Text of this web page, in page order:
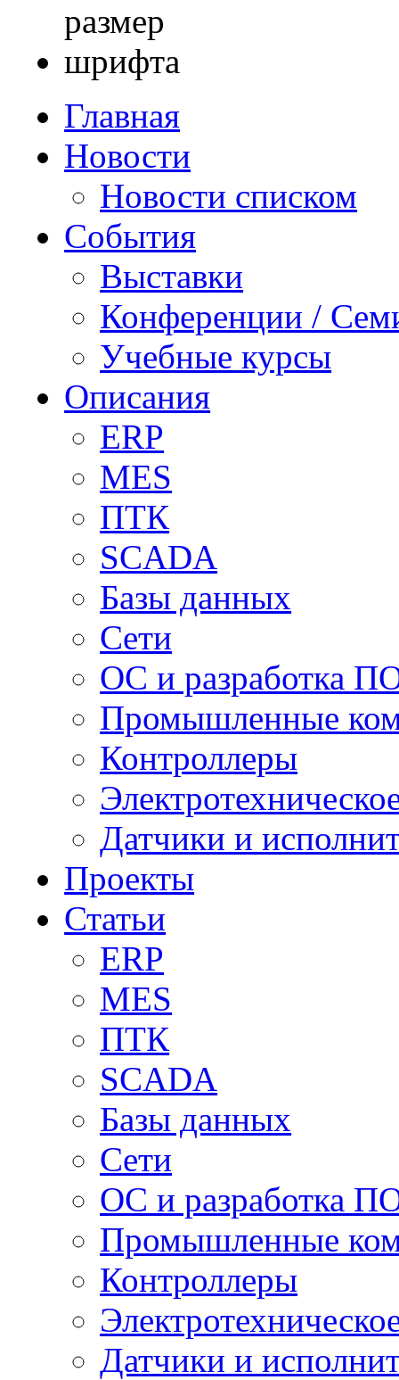
Главная
Новости
Новости списком
События
Выставки
Конференции /
Учебные курсы
Описания
ERP
MES
ПТК
SCADA
Базы данных
Сети
ОС и разработка
Промышленные
Контроллеры
Датчики и
Проекты
Статьи
ERP
MES
ПТК
SCADA
Базы данных
Сети
ОС и разработка
Промышленные
Контроллеры
Датчики и